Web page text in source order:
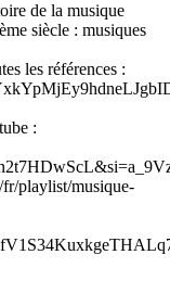
de la musique
siècle : musiques
les références :
:
playlist/musique-